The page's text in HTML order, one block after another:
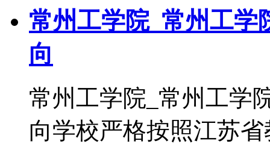
常州工学院_常州工学
向
常州工学院_常州工学
向学校严格按照江苏